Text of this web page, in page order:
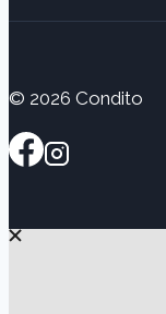
© 2026 Condito